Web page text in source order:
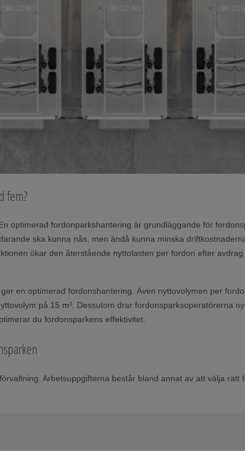
fem?
optimerad fordonparkshantering är grundläggande för
ska kunna nås, men ändå kunna minska
ökar den återstående nyttolasten per fordon efter
en optimerad fordonshantering. Även nyttovolymen per
på 15 m³. Dessutom drar fordonsparksoperatörerna
du fordonsparkens effektivitet.
Arbetsuppgifterna består bland annat av att välja